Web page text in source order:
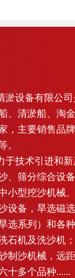
设备有限公司
、清淤船、淘
，主要销售品
。
技术引进和新
、筛分综合设
小型挖沙机械
设备，旱选磁
选系列）和各
石机及洗沙机
制沙机械，远
十多个品种......